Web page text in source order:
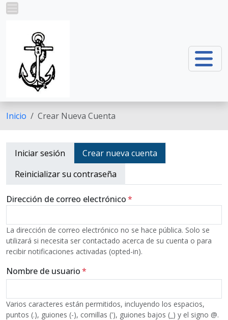
Pasar al contenido principal
Inicio Crear Nueva Cuenta
Primary tabs
Iniciar sesión
Crear nueva cuenta
Reinicializar su contraseña
Dirección de correo electrónico
La dirección de correo electrónico no se hace pública. Solo se
utilizará si necesita ser contactado acerca de su cuenta o para
recibir notificaciones activadas (opted-in).
Nombre de usuario
Varios caracteres están permitidos, incluyendo los espacios,
puntos (.), guiones (-), comillas ('), guiones bajos (_) y el signo @.